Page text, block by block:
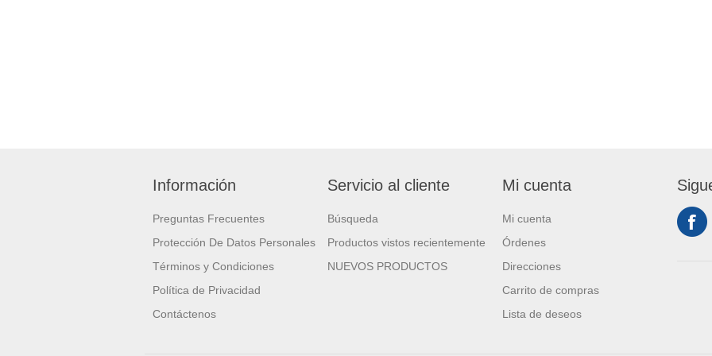
Información
Preguntas Frecuentes
Protección De Datos Personales
Términos y Condiciones
Política de Privacidad
Contáctenos
Servicio al cliente
Búsqueda
Productos vistos recientemente
NUEVOS PRODUCTOS
Mi cuenta
Mi cuenta
Órdenes
Direcciones
Carrito de compras
Lista de deseos